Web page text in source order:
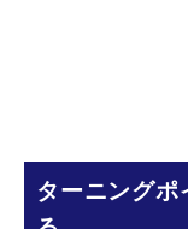
ターニングポ